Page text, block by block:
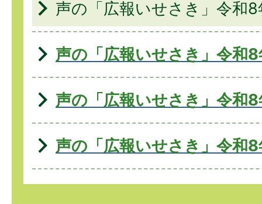
声の「広報いせさき」令和
声の「広報いせさき」令和
声の「広報いせさき」令和
声の「広報いせさき」令和